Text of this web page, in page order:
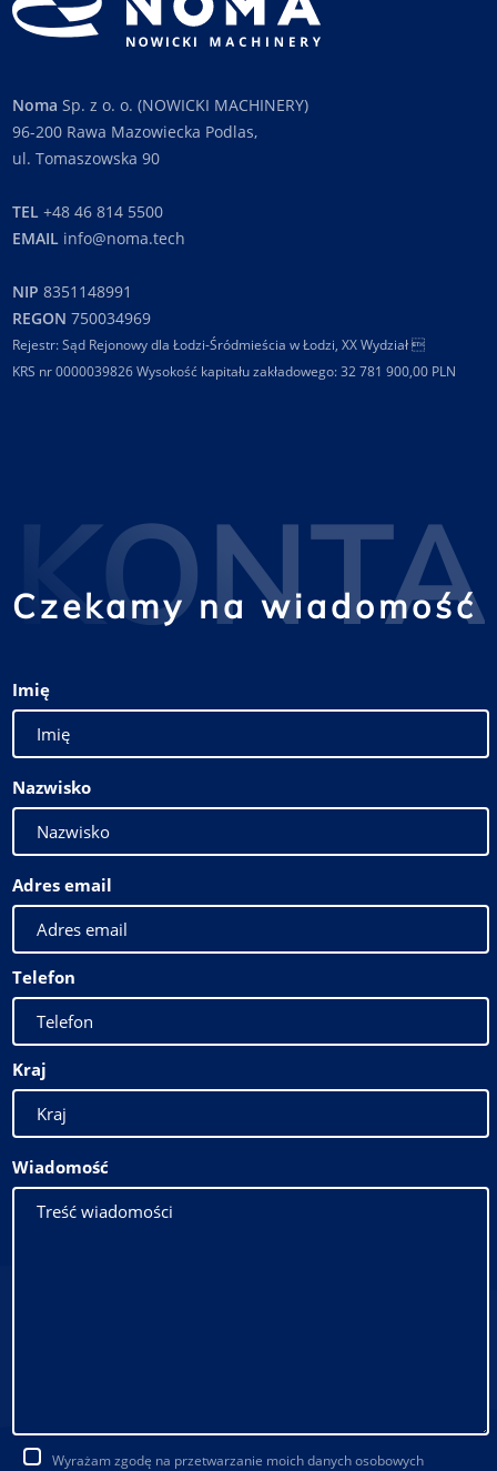
Noma Sp. z o. o. (NOWICKI MACHINERY)
96-200 Rawa Mazowiecka Podlas,
ul. Tomaszowska 90
TEL +48 46 814 5500
EMAIL info@noma.tech
NIP 8351148991
REGON 750034969
Rejestr: Sąd Rejonowy dla Łodzi-Śródmieścia w Łodzi, XX Wydział 
KRS nr 0000039826 Wysokość kapitału zakładowego: 32 781 900,00 PLN
Czekamy na wiadomość
Imię
Nazwisko
Adres email
Telefon
Kraj
Wiadomość
Wyrażam zgodę na przetwarzanie moich danych osobowych